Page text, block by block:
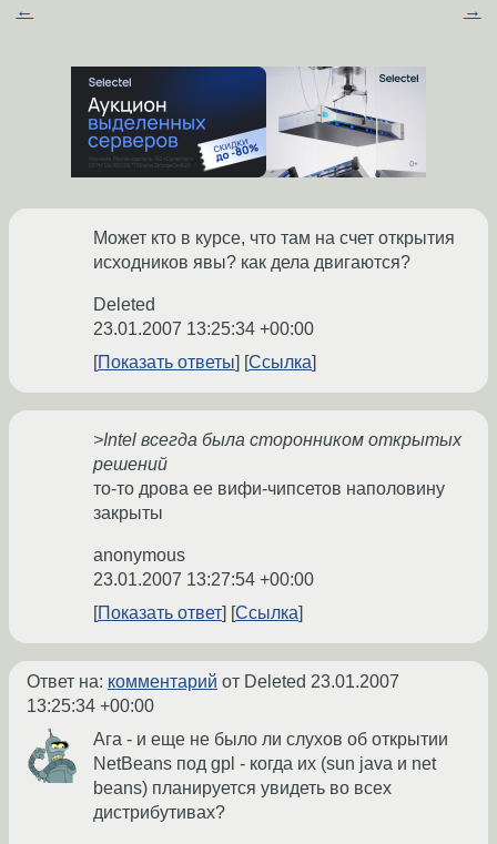
← →
Может кто в курсе, что там на счет открытия
исходников явы? как дела двигаются?
Deleted
23.01.2007 13:25:34 +00:00
Показать ответы
Ссылка
>Intel всегда была сторонником открытых
решений
то-то дрова ее вифи-чипсетов наполовину
закрыты
anonymous
23.01.2007 13:27:54 +00:00
Показать ответ
Ссылка
Ответ на: комментарий от Deleted 23.01.2007
13:25:34 +00:00
Ага - и еще не было ли слухов об открытии
NetBeans под gpl - когда их (sun java и net
beans) планируется увидеть во всех
дистрибутивах?